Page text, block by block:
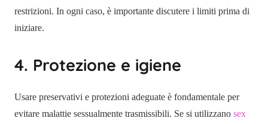
restrizioni. In ogni caso, è importante discutere i limiti prima di
iniziare.
4. Protezione e igiene
Usare preservativi e protezioni adeguate è fondamentale per
evitare malattie sessualmente trasmissibili. Se si utilizzano sex